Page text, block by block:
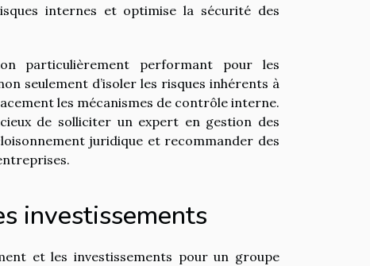
internes et optimise la sécurité des
particulièrement performant pour les
seulement d’isoler les risques inhérents à
les mécanismes de contrôle interne.
de solliciter un expert en gestion des
juridique et recommander des
investissements
et les investissements pour un groupe